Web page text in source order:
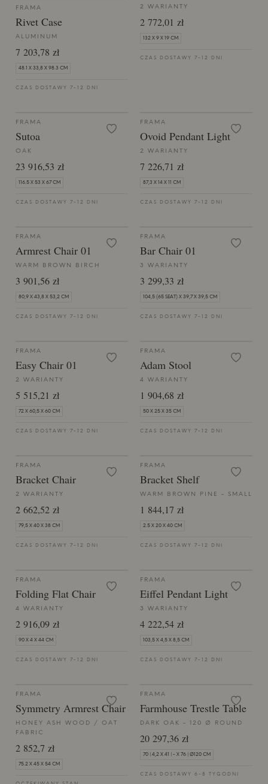
FRAMA
Rivet Case
ALUMINUM
7 203,78 zł
48.1 X 33,8 X 98.3 CM
CZAS DOSTAWY 7-12 DNI
2 WARIANTY
2 772,01 zł
132 X 9 X 19 CM
CZAS DOSTAWY 7-12 DNI
FRAMA
Sutoa
OAK
23 916,53 zł
116.5 X 53 X 67 CM
CZAS DOSTAWY 7-12 DNI
FRAMA
Ovoid Pendant Light
2 WARIANTY
7 226,71 zł
87,3 X 14 X 11 CM
CZAS DOSTAWY 7-12 DNI
FRAMA
Armrest Chair 01
WARM BROWN BIRCH
3 901,56 zł
80,9 X 43,8 X 53,2 CM
CZAS DOSTAWY 7-12 DNI
FRAMA
Bar Chair 01
3 WARIANTY
3 299,33 zł
104,5 (65 SEAT) X 39,7 X 39,5 CM
CZAS DOSTAWY 7-12 DNI
FRAMA
Easy Chair 01
2 WARIANTY
5 515,21 zł
72 X 60,5 X 60 CM
CZAS DOSTAWY 7-12 DNI
FRAMA
Adam Stool
4 WARIANTY
1 904,68 zł
50 X 25 X 35 CM
CZAS DOSTAWY 7-12 DNI
FRAMA
Bracket Chair
2 WARIANTY
2 662,52 zł
79,5 X 40 X 38 CM
CZAS DOSTAWY 7-12 DNI
FRAMA
Bracket Shelf
WARM BROWN PINE - SMALL
1 844,17 zł
2.5 X 20 X 40 CM
CZAS DOSTAWY 7-12 DNI
FRAMA
Folding Flat Chair
4 WARIANTY
2 916,09 zł
90 X 4 X 44 CM
CZAS DOSTAWY 7-12 DNI
FRAMA
Eiffel Pendant Light
3 WARIANTY
4 222,54 zł
103,5 X 4,5 X 8,5 CM
CZAS DOSTAWY 7-12 DNI
FRAMA
Symmetry Armrest Chair
HONEY ASH WOOD / OAT
FABRIC
2 852,7 zł
75.2 X 45 X 54 CM
FRAMA
Farmhouse Trestle Table
DARK OAK - 120 Ø ROUND
20 297,36 zł
70 | 4,2 X 41 | - X 76 | Ø120 CM
CZAS DOSTAWY 6-8 TYGODNI